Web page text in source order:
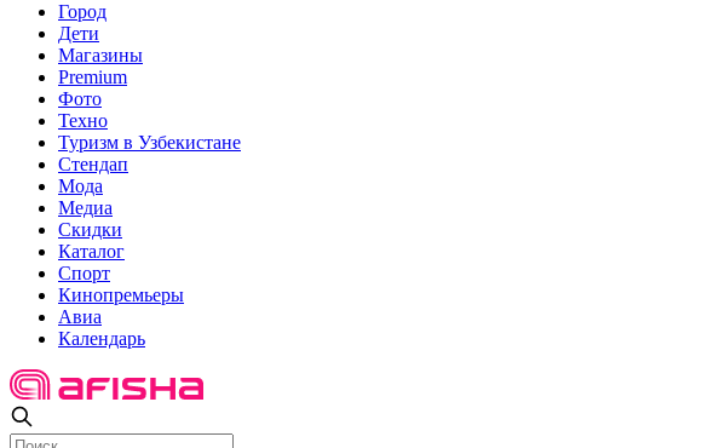
Город
Дети
Магазины
Premium
Фото
Техно
Туризм в Узбекистане
Стендап
Мода
Медиа
Скидки
Каталог
Спорт
Кинопремьеры
Авиа
Календарь